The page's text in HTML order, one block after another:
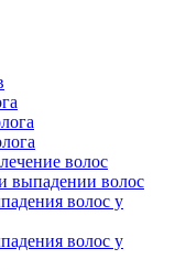
волос
выпадении волос
волос у
волос у